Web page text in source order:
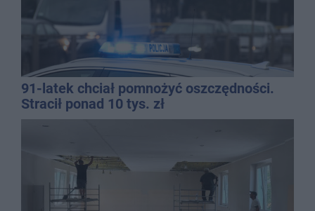
91-latek chciał pomnożyć oszczędności.
Stracił ponad 10 tys. zł